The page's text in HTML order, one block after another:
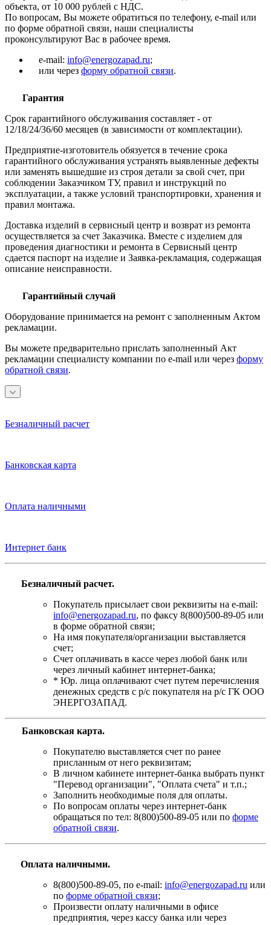
объекта, от 10 000 рублей с НДС.
По вопросам, Вы можете обратиться по телефону, e-mail или
по форме обратной связи, наши специалисты
проконсультируют Вас в рабочее время.
e-mail: info@energozapad.ru;
или через форму обратной связи.
Гарантия
Срок гарантийного обслуживания составляет - от
12/18/24/36/60 месяцев (в зависимости от комплектации).
Предприятие-изготовитель обязуется в течение срока
гарантийного обслуживания устранять выявленные дефекты
или заменять вышедшие из строя детали за свой счет, при
соблюдении Заказчиком ТУ, правил и инструкций по
эксплуатации, а также условий транспортировки, хранения и
правил монтажа.
Доставка изделий в сервисный центр и возврат из ремонта
осуществляется за счет Заказчика. Вместе с изделием для
проведения диагностики и ремонта в Сервисный центр
сдается паспорт на изделие и Заявка-рекламация, содержащая
описание неисправности.
Гарантийный случай
Оборудование принимается на ремонт с заполненным Актом
рекламации.
Вы можете предварительно прислать заполненный Акт
рекламации специалисту компании по e-mail или через форму
обратной связи.
Безналичный расчет
Банковская карта
Оплата наличными
Интернет банк
Безналичный расчет.
Покупатель присылает свои реквизиты на e-mail:
info@energozapad.ru, по факсу 8(800)500-89-05 или
в форме обратной связи;
На имя покупателя/организации выставляется
счет;
Счет оплачивать в кассе через любой банк или
через личный кабинет интернет-банка;
* Юр. лица оплачивают счет путем перечисления
денежных средств с р/с покупателя на р/с ГК ООО
ЭНЕРГОЗАПАД.
Банковская карта.
Покупателю выставляется счет по ранее
присланным от него реквизитам;
В личном кабинете интернет-банка выбрать пункт
"Перевод организации", "Оплата счета" и т.п.;
Заполнить необходимые поля для оплаты.
По вопросам оплаты через интернет-банк
обращаться по тел: 8(800)500-89-05 или по форме
обратной связи.
Оплата наличными.
8(800)500-89-05, по e-mail: info@energozapad.ru или
по форме обратной связи;
Произвести оплату наличными в офисе
предприятия, через кассу банка или через